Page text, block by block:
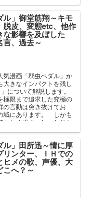
ル」御堂筋翔～キモ
脱皮、変態etc、他作
な影響を及ぼした
言、過去～
漫画「弱虫ペダル」か
大きなインパクトを残し
について解説します。
極限まで追求した究極の
言動は突き抜けてお
域にあります。 しかも
なく強く、しっかりと
ル」田所迅～情に厚
リンター、ＩＨでの
ヒメの歌、声優、大
こへ？～